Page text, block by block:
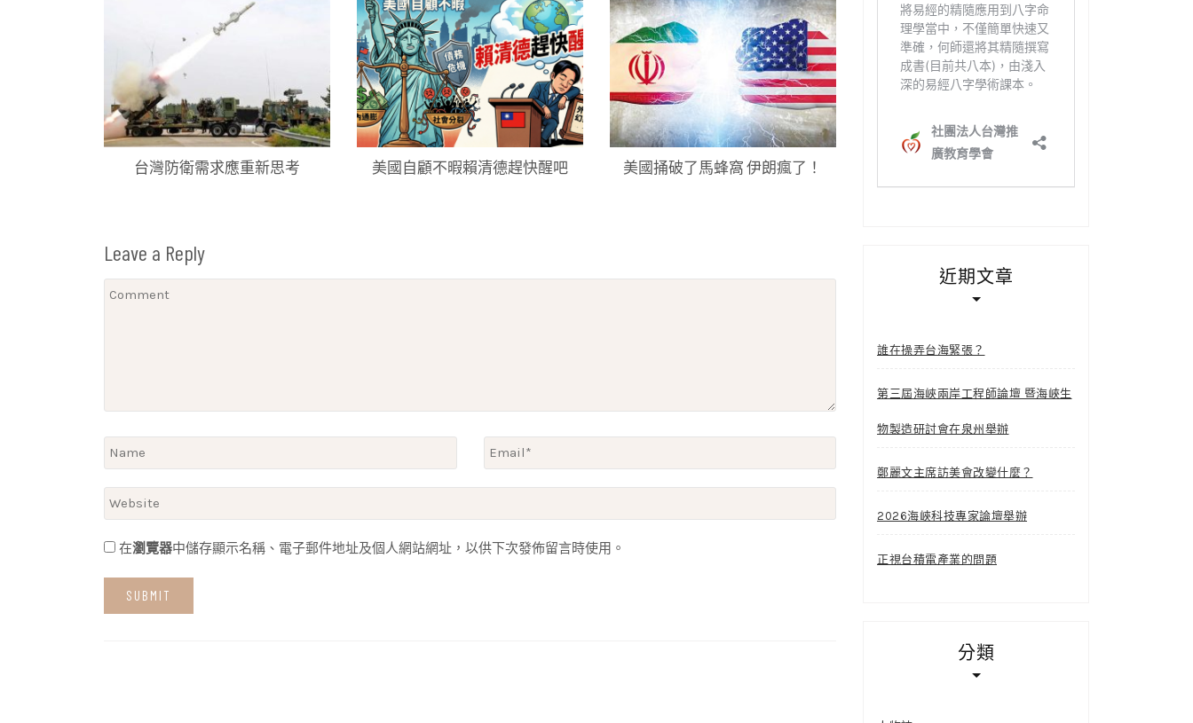
台灣防衛需求應重新思考 美國自顧不暇賴清德趕快醒吧 美國捅破了馬蜂窩 伊朗瘋了！
Leave a Reply
在瀏覽器中儲存顯示名稱、電子郵件地址及個人網站網址，以供下次發佈留言時使用。
近期文章
誰在操弄台海緊張？
第三屆海峽兩岸工程師論壇 暨海峽生
物製造研討會在泉州舉辦
鄭麗文主席訪美會改變什麼？
2026海峽科技專家論壇舉辦
正視台積電產業的問題
分類